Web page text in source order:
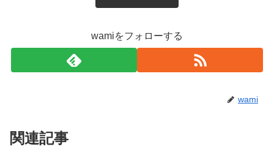
wamiをフォローする
wami
関連記事